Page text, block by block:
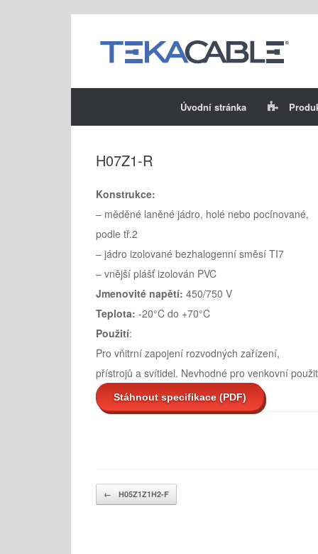
content
Úvodní stránka
H07Z1-R
Konstrukce:
– měděné laněné jádro, holé nebo pocínované,
podle tř.2
– jádro izolované bezhalogenní směsí TI7
– vnější plášť izolován PVC
Jmenovité napětí: 450/750 V
Teplota: -20°C do +70°C
Použití:
Pro vňitrní zapojení rozvodných zařízení,
přístrojů a svítidel. Nevhodné pro venkovní
Stáhnout specifikace (PDF)
Post navigation
← H05Z1Z1H2-F